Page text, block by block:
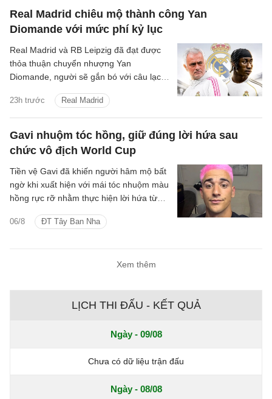
Real Madrid chiêu mộ thành công Yan
Diomande với mức phí kỷ lục
23h trước Real Madrid
Real Madrid và RB Leipzig đã đạt được
thỏa thuận chuyển nhượng Yan
Diomande, người sẽ gắn bó với câu lạc
ngày 30 tháng 6 năm 2033.
Gavi nhuộm tóc hồng, giữ đúng lời hứa sau
chức vô địch World Cup
06/8 ĐT Tây Ban Nha
Tiền vệ Gavi đã khiến người hâm mộ bất
ngờ khi xuất hiện với mái tóc nhuộm màu
hồng rực rỡ nhằm thực hiện lời hứa từng
World Cup 2026.
Xem thêm
LỊCH THI ĐẤU - KẾT QUẢ
Ngày - 09/08
Chưa có dữ liệu trận đấu
Ngày - 08/08